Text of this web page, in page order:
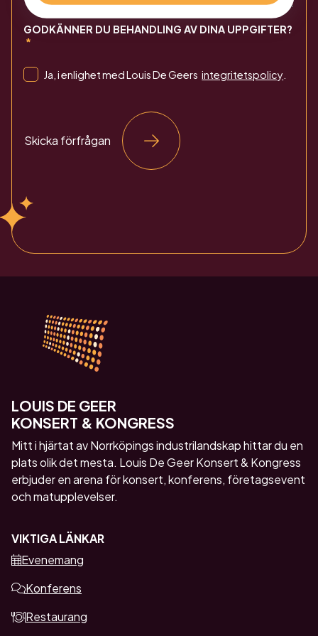
GODKÄNNER DU BEHANDLING AV DINA UPPGIFTER?
Ja, i enlighet med Louis De Geers integritetspolicy
Skicka förfrågan
Alternative:
LOUIS DE GEER
KONSERT & KONGRESS
Mitt i hjärtat av Norrköpings industrilandskap hittar du en
plats olik det mesta. Louis De Geer Konsert & Kongress
erbjuder en arena för konsert, konferens, företagsevent
och matupplevelser.
VIKTIGA LÄNKAR
Evenemang
Konferens
Restaurang